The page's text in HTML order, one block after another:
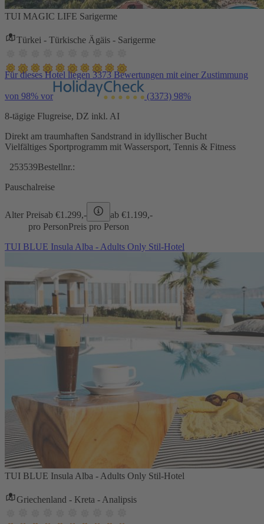
TUI MAGIC LIFE Sarigerme
Türkei - Türkische Ägäis - Sarigerme
Für dieses Hotel liegen 3373 Bewertungen mit einer Zustimmung
von 98% vor (3373) 98%
8-tägige Flugreise, DZ inkl. AI
Direkt am traumhaften Sandstrand in idyllischer Bucht
Vielfältiges Sportprogramm mit Wassersport, Tennis & Fitness
253539Bestellnr.:
Pauschalreise
Alter Preisab €1.299,- ab €1.199,-
pro PersonPreis pro Person
TUI BLUE Insula Alba - Adults Only Stil-Hotel
TUI BLUE Insula Alba - Adults Only Stil-Hotel
Griechenland - Kreta - Analipsis